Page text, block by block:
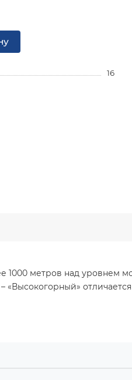
16
1000 метров над уровнем
«Высокогорный»